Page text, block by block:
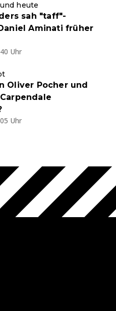
heute
sah "taff"-
Aminati früher
Uhr
Oliver Pocher und
Uhr